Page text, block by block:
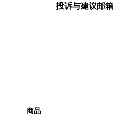
投诉与建议邮箱
商品